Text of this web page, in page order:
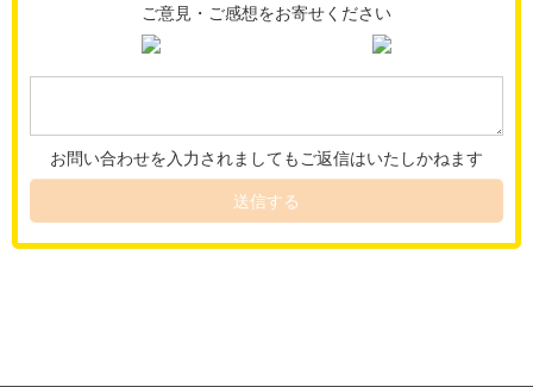
ご意見・ご感想をお寄せください
お問い合わせを入力されましてもご返信はいたしかねます
送信する